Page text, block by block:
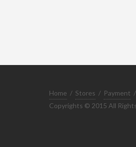
Home / Stores / Payment /
Copyrights © 2015 All